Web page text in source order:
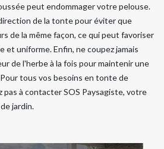
peut endommager votre pelouse.
de la tonte pour éviter que
de la même façon, ce qui peut favoriser
et uniforme. Enfin, ne coupez jamais
de l'herbe à la fois pour maintenir une
tous vos besoins en tonte de
pas à contacter SOS Paysagiste, votre
jardin.